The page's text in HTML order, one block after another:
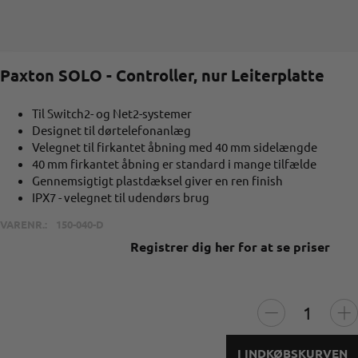
Paxton SOLO - Controller, nur Leiterplatte
Til Switch2- og Net2-systemer
Designet til dørtelefonanlæg
Velegnet til firkantet åbning med 40 mm sidelængde
40 mm firkantet åbning er standard i mange tilfælde
Gennemsigtigt plastdæksel giver en ren finish
IPX7 - velegnet til udendørs brug
VARENR.: 150-040-D
Registrer dig her for at se priser
I INDKØBSKURVEN